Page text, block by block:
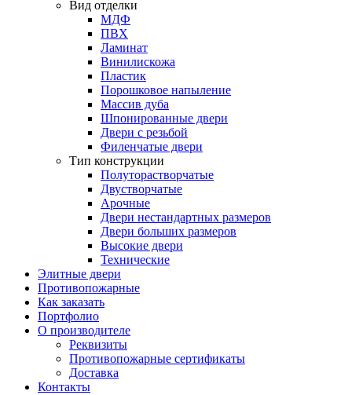
Вид отделки
МДФ
ПВХ
Ламинат
Винилискожа
Пластик
Порошковое напыление
Массив дуба
Шпонированные двери
Двери с резьбой
Филенчатые двери
Тип конструкции
Полуторастворчатые
Двустворчатые
Арочные
Двери нестандартных размеров
Двери больших размеров
Высокие двери
Технические
Элитные двери
Противопожарные
Как заказать
Портфолио
О производителе
Реквизиты
Противопожарные сертификаты
Доставка
Контакты